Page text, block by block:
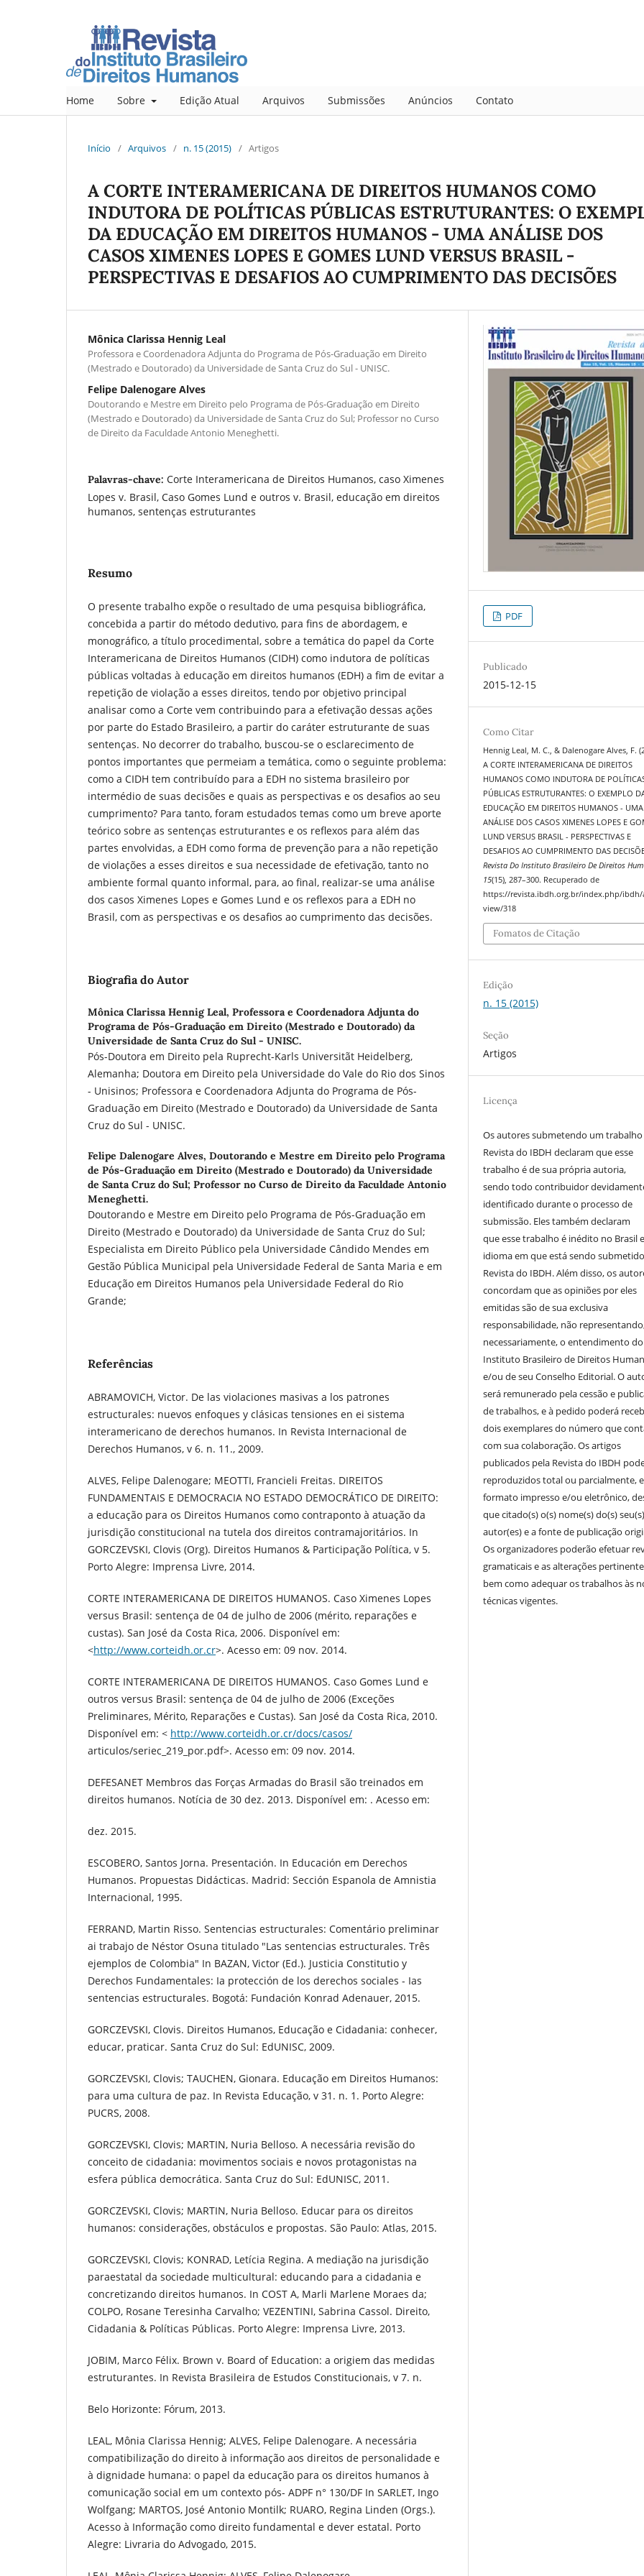
Home Sobre Edição Atual Arquivos Submissões Anúncios Contato
Início / Arquivos / n. 15 (2015) / Artigos
A CORTE INTERAMERICANA DE DIREITOS HUMANOS COMO
INDUTORA DE POLÍTICAS PÚBLICAS ESTRUTURANTES: O
DA EDUCAÇÃO EM DIREITOS HUMANOS - UMA ANÁLISE DOS
CASOS XIMENES LOPES E GOMES LUND VERSUS BRASIL -
PERSPECTIVAS E DESAFIOS AO CUMPRIMENTO DAS DECISÕES
Mônica Clarissa Hennig Leal
Professora e Coordenadora Adjunta do Programa de Pós-Graduação em Direito
(Mestrado e Doutorado) da Universidade de Santa Cruz do Sul - UNISC.
Felipe Dalenogare Alves
Doutorando e Mestre em Direito pelo Programa de Pós-Graduação em Direito
(Mestrado e Doutorado) da Universidade de Santa Cruz do Sul; Professor no Curso
de Direito da Faculdade Antonio Meneghetti.
Palavras-chave: Corte Interamericana de Direitos Humanos, caso Ximenes
Lopes v. Brasil, Caso Gomes Lund e outros v. Brasil, educação em direitos
humanos, sentenças estruturantes
Resumo
O presente trabalho expõe o resultado de uma pesquisa bibliográfica,
concebida a partir do método dedutivo, para fins de abordagem, e
monográfico, a título procedimental, sobre a temática do papel da Corte
Interamericana de Direitos Humanos (CIDH) como indutora de políticas
públicas voltadas à educação em direitos humanos (EDH) a fim de evitar a
repetição de violação a esses direitos, tendo por objetivo principal
analisar como a Corte vem contribuindo para a efetivação dessas ações
por parte do Estado Brasileiro, a partir do caráter estruturante de suas
sentenças. No decorrer do trabalho, buscou-se o esclarecimento de
pontos importantes que permeiam a temática, como o seguinte problema:
como a CIDH tem contribuído para a EDH no sistema brasileiro por
intermédio de suas decisões e quais as perspectivas e os desafios ao seu
cumprimento? Para tanto, foram estudados temas como um breve aporte
teórico sobre as sentenças estruturantes e os reflexos para além das
partes envolvidas, a EDH como forma de prevenção para a não repetição
de violações a esses direitos e sua necessidade de efetivação, tanto no
ambiente formal quanto informal, para, ao final, realizar-se uma análise
dos casos Ximenes Lopes e Gomes Lund e os reflexos para a EDH no
Brasil, com as perspectivas e os desafios ao cumprimento das decisões.
Biografia do Autor
Mônica Clarissa Hennig Leal, Professora e Coordenadora Adjunta do
Programa de Pós-Graduação em Direito (Mestrado e Doutorado) da
Universidade de Santa Cruz do Sul - UNISC.
Pós-Doutora em Direito pela Ruprecht-Karls Universitãt Heidelberg,
Alemanha; Doutora em Direito pela Universidade do Vale do Rio dos Sinos
- Unisinos; Professora e Coordenadora Adjunta do Programa de Pós-
Graduação em Direito (Mestrado e Doutorado) da Universidade de Santa
Cruz do Sul - UNISC.
Felipe Dalenogare Alves, Doutorando e Mestre em Direito pelo Programa
de Pós-Graduação em Direito (Mestrado e Doutorado) da Universidade
de Santa Cruz do Sul; Professor no Curso de Direito da Faculdade Antonio
Meneghetti.
Doutorando e Mestre em Direito pelo Programa de Pós-Graduação em
Direito (Mestrado e Doutorado) da Universidade de Santa Cruz do Sul;
Especialista em Direito Público pela Universidade Cândido Mendes em
Gestão Pública Municipal pela Universidade Federal de Santa Maria e em
Educação em Direitos Humanos pela Universidade Federal do Rio
Grande;
Referências
ABRAMOVICH, Victor. De las violaciones masivas a los patrones
estructurales: nuevos enfoques y clásicas tensiones en ei sistema
interamericano de derechos humanos. In Revista Internacional de
Derechos Humanos, v 6. n. 11., 2009.
ALVES, Felipe Dalenogare; MEOTTI, Francieli Freitas. DIREITOS
FUNDAMENTAIS E DEMOCRACIA NO ESTADO DEMOCRÁTICO DE DIREITO:
a educação para os Direitos Humanos como contraponto à atuação da
jurisdição constitucional na tutela dos direitos contramajoritários. In
GORCZEVSKI, Clovis (Org). Direitos Humanos & Participação Política, v 5.
Porto Alegre: Imprensa Livre, 2014.
CORTE INTERAMERICANA DE DIREITOS HUMANOS. Caso Ximenes Lopes
versus Brasil: sentença de 04 de julho de 2006 (mérito, reparações e
custas). San José da Costa Rica, 2006. Disponível em:
<http://www.corteidh.or.cr>. Acesso em: 09 nov. 2014.
CORTE INTERAMERICANA DE DIREITOS HUMANOS. Caso Gomes Lund e
outros versus Brasil: sentença de 04 de julho de 2006 (Exceções
Preliminares, Mérito, Reparações e Custas). San José da Costa Rica, 2010.
Disponível em: < http://www.corteidh.or.cr/docs/casos/
articulos/seriec_219_por.pdf>. Acesso em: 09 nov. 2014.
DEFESANET Membros das Forças Armadas do Brasil são treinados em
direitos humanos. Notícia de 30 dez. 2013. Disponível em: . Acesso em:
dez. 2015.
ESCOBERO, Santos Jorna. Presentación. In Educación em Derechos
Humanos. Propuestas Didácticas. Madrid: Sección Espanola de Amnistia
Internacional, 1995.
FERRAND, Martin Risso. Sentencias estructurales: Comentário preliminar
ai trabajo de Néstor Osuna titulado "Las sentencias estructurales. Três
ejemplos de Colombia" In BAZAN, Victor (Ed.). Justicia Constitutio y
Derechos Fundamentales: Ia protección de los derechos sociales - Ias
sentencias estructurales. Bogotá: Fundación Konrad Adenauer, 2015.
GORCZEVSKI, Clovis. Direitos Humanos, Educação e Cidadania: conhecer,
educar, praticar. Santa Cruz do Sul: EdUNISC, 2009.
GORCZEVSKI, Clovis; TAUCHEN, Gionara. Educação em Direitos Humanos:
para uma cultura de paz. In Revista Educação, v 31. n. 1. Porto Alegre:
PUCRS, 2008.
GORCZEVSKI, Clovis; MARTIN, Nuria Belloso. A necessária revisão do
conceito de cidadania: movimentos sociais e novos protagonistas na
esfera pública democrática. Santa Cruz do Sul: EdUNISC, 2011.
GORCZEVSKI, Clovis; MARTIN, Nuria Belloso. Educar para os direitos
humanos: considerações, obstáculos e propostas. São Paulo: Atlas, 2015.
GORCZEVSKI, Clovis; KONRAD, Letícia Regina. A mediação na jurisdição
paraestatal da sociedade multicultural: educando para a cidadania e
concretizando direitos humanos. In COST A, Marli Marlene Moraes da;
COLPO, Rosane Teresinha Carvalho; VEZENTINI, Sabrina Cassol. Direito,
Cidadania & Políticas Públicas. Porto Alegre: Imprensa Livre, 2013.
JOBIM, Marco Félix. Brown v. Board of Education: a origiem das medidas
estruturantes. In Revista Brasileira de Estudos Constitucionais, v 7. n.
Belo Horizonte: Fórum, 2013.
LEAL, Mônia Clarissa Hennig; ALVES, Felipe Dalenogare. A necessária
compatibilização do direito à informação aos direitos de personalidade e
à dignidade humana: o papel da educação para os direitos humanos à
comunicação social em um contexto pós- ADPF n° 130/DF In SARLET, Ingo
Wolfgang; MARTOS, José Antonio Montilk; RUARO, Regina Linden (Orgs.).
Acesso à Informação como direito fundamental e dever estatal. Porto
Alegre: Livraria do Advogado, 2015.
PDF
Publicado
2015-12-15
Como Citar
Hennig Leal, M. C., & Dalenogare Alves, F.
A CORTE INTERAMERICANA DE DIREITOS
HUMANOS COMO INDUTORA DE
PÚBLICAS ESTRUTURANTES: O EXEMPLO
EDUCAÇÃO EM DIREITOS HUMANOS - UMA
ANÁLISE DOS CASOS XIMENES LOPES E
LUND VERSUS BRASIL - PERSPECTIVAS E
DESAFIOS AO CUMPRIMENTO DAS
Revista Do Instituto Brasileiro De Direitos
15(15), 287–300. Recuperado de
https://revista.ibdh.org.br/index.php/ibdh/
view/318
Fomatos de Citação
Edição
n. 15 (2015)
Seção
Artigos
Licença
Os autores submetendo um trabalho
Revista do IBDH declaram que esse
trabalho é de sua própria autoria,
sendo todo contribuidor
identificado durante o processo de
submissão. Eles também declaram
que esse trabalho é inédito no Brasil
idioma em que está sendo
Revista do IBDH. Além disso, os
concordam que as opiniões por eles
emitidas são de sua exclusiva
responsabilidade, não
necessariamente, o entendimento do
Instituto Brasileiro de Direitos
e/ou de seu Conselho Editorial. O
será remunerado pela cessão e
de trabalhos, e à pedido poderá
dois exemplares do número que
com sua colaboração. Os artigos
publicados pela Revista do IBDH
reproduzidos total ou parcialmente,
formato impresso e/ou eletrônico,
que citado(s) o(s) nome(s) do(s) seu(s)
autor(es) e a fonte de publicação
Os organizadores poderão efetuar
gramaticais e as alterações
bem como adequar os trabalhos às
técnicas vigentes.